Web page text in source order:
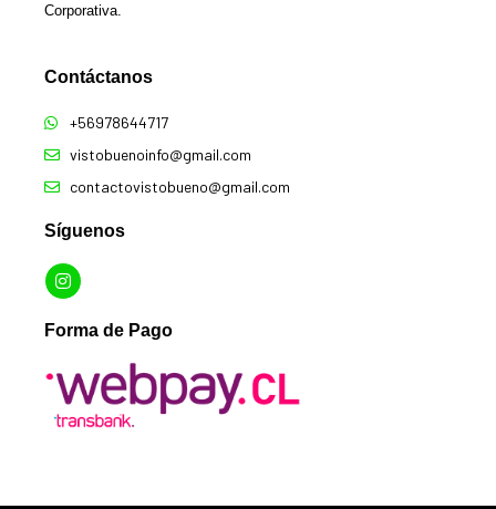
Corporativa.
Contáctanos​
+56978644717
vistobuenoinfo@gmail.com
contactovistobueno@gmail.com
Síguenos
Forma de Pago